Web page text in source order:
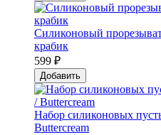
Силиконовый
крабик
599 ₽
Добавить
Набор силиконовых
Buttercream